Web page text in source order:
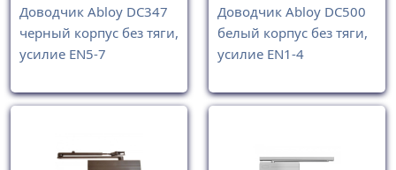
Доводчик Abloy DC347
черный корпус без тяги,
усилие EN5-7
Доводчик Abloy DC500
белый корпус без тяги,
усилие EN1-4